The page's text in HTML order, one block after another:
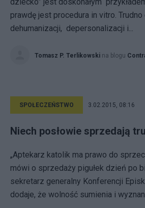
prawdę jest procedura in vitro.
dehumanizacji, depersonalizacji i...
Tomasz P. Terlikowski na blogu
SPOŁECZEŃSTWO 3.02.2015, 08:16
Niech posłowie sprzedają
„Aptekarz katolik ma prawo do
mówi o sprzedaży pigułek dzień po
sekretarz generalny Konferencji
dodaje, że wolność sumienia i